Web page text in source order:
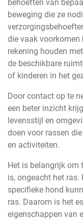
behoeften van
beweging die ze
die vaak voorkomen
rekening houden
de beschikbare
of kinderen in het
Door contact op te
een beter inzicht
levensstijl en
doen voor rassen
en activiteiten.
Het is belangrijk om
is, ongeacht het ras.
specifieke hond
ras. Daarom is het
eigenschappen van